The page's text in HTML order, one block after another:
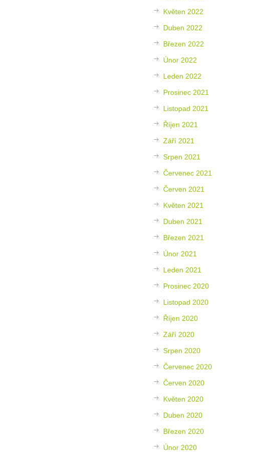
Květen 2022
Duben 2022
Březen 2022
Únor 2022
Leden 2022
Prosinec 2021
Listopad 2021
Říjen 2021
Září 2021
Srpen 2021
Červenec 2021
Červen 2021
Květen 2021
Duben 2021
Březen 2021
Únor 2021
Leden 2021
Prosinec 2020
Listopad 2020
Říjen 2020
Září 2020
Srpen 2020
Červenec 2020
Červen 2020
Květen 2020
Duben 2020
Březen 2020
Únor 2020